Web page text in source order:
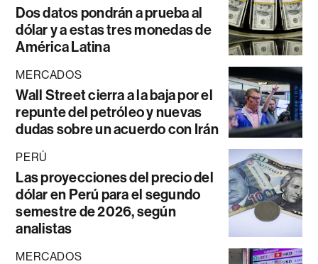
Dos datos pondrán a prueba al
dólar y a estas tres monedas de
América Latina
MERCADOS
Wall Street cierra a la baja por el
repunte del petróleo y nuevas
dudas sobre un acuerdo con Irán
PERÚ
Las proyecciones del precio del
dólar en Perú para el segundo
semestre de 2026, según
analistas
MERCADOS